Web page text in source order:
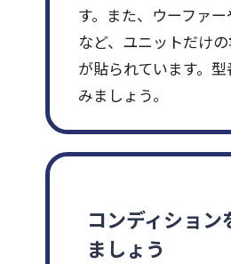
す。また、ウーファ
など、ユニットだけ
が貼られています。
みましょう。
コンディション
ましょう